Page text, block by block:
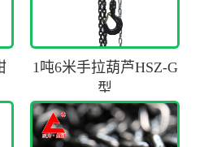
1吨6米手拉葫芦HSZ-G
型